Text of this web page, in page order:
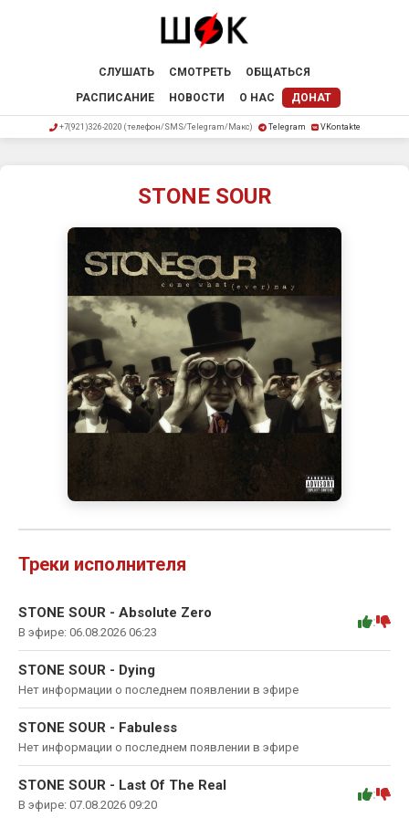
СЛУШАТЬ СМОТРЕТЬ
ОБЩАТЬСЯ
РАСПИСАНИЕ
НОВОСТИ О НАС ДОНАТ
+7(921)326-2020 (телефон/SMS/Telegram/Макс) Telegram VKontakte
STONE SOUR
Треки исполнителя
STONE SOUR - Absolute Zero
В эфире: 06.08.2026 06:23
:
STONE SOUR - Dying
Нет информации о последнем появлении в эфире
STONE SOUR - Fabuless
Нет информации о последнем появлении в эфире
STONE SOUR - Last Of The Real
В эфире: 07.08.2026 09:20
: